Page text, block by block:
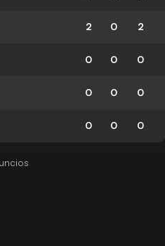
2 0 2
0 0 0
0 0 0
0 0 0